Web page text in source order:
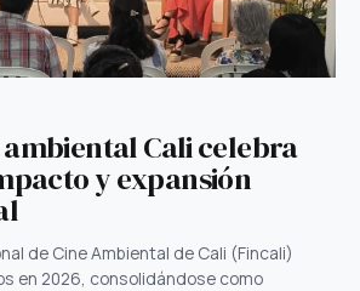
ambiental Cali celebra
y expansión
de Cine Ambiental de Cali (Fincali)
en 2026, consolidándose como